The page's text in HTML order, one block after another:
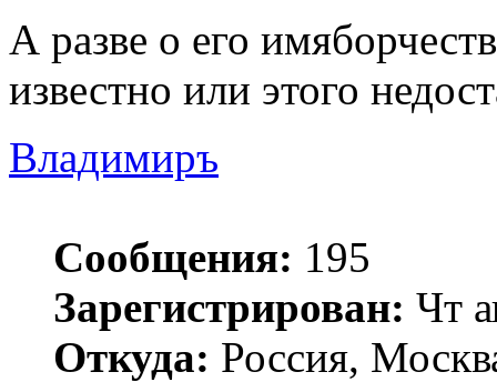
А разве о его
известно или этого
Владимиръ
Сообщения: 195
Зарегистрирован: Чт
Откуда: Россия,